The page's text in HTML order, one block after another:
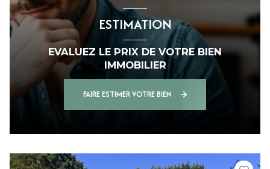
ESTIMATION
EVALUEZ LE PRIX DE VOTRE BIEN
IMMOBILIER
FAIRE ESTIMER VOTRE BIEN